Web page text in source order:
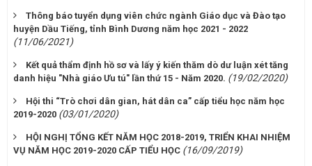
Thông báo tuyển dụng viên chức ngành Giáo dục và Đào tạo
huyện Dầu Tiếng, tỉnh Bình Dương năm học 2021 - 2022
(11/06/2021)
Kết quả thẩm định hồ sơ và lấy ý kiến thăm dò dư luận xét tăng
danh hiệu "Nhà giáo Ưu tú" lần thứ 15 - Năm 2020. (19/02/2020)
Hội thi “Trò chơi dân gian, hát dân ca” cấp tiểu học năm học
2019-2020 (03/01/2020)
HỘI NGHỊ TỔNG KẾT NĂM HỌC 2018-2019, TRIỂN KHAI NHIỆM
VỤ NĂM HỌC 2019-2020 CẤP TIỂU HỌC (16/09/2019)